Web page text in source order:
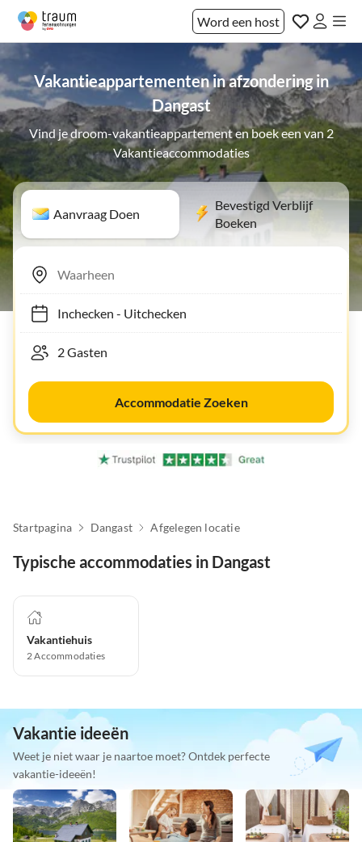
Word een host
Vakantieappartementen in afzondering in
Dangast
Vind je droom-vakantieappartement en boek een van 2
Vakantieaccommodaties
Aanvraag Doen
Bevestigd Verblijf
Boeken
Inchecken- Uitchecken
Accommodatie Zoeken
Startpagina Dangast Afgelegen locatie
Typische accommodaties in Dangast
Vakantiehuis
2Accommodaties
Vakantie ideeën
Weet je niet waar je naartoe moet? Ontdek perfecte
vakantie-ideeën!